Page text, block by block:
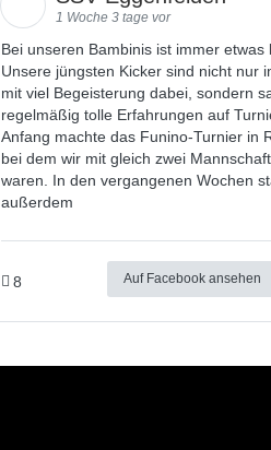
1 Woche 3 tage vor
Bei unseren Bambinis ist immer etwas
Unsere jüngsten Kicker sind nicht nur
mit viel Begeisterung dabei, sondern
regelmäßig tolle Erfahrungen auf
Anfang machte das Funino-Turnier in
bei dem wir mit gleich zwei
waren. In den vergangenen Wochen
außerdem
8 Auf Facebook ansehen